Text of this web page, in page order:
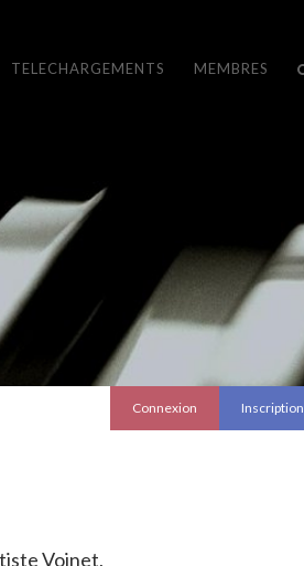
TELECHARGEMENTS MEMBRES
Connexion Inscription
Voinet,